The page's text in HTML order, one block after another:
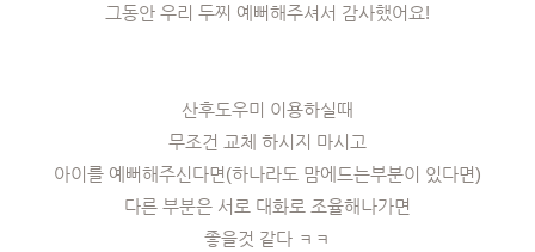
그동안 우리 두찌 예뻐해주셔서 감사했어요!
산후도우미 이용하실때
무조건 교체 하시지 마시고
아이를 예뻐해주신다면(하나라도 맘에드는부분이 있다면)
다른 부분은 서로 대화로 조율해나가면
좋을것 같다 ㅋㅋ